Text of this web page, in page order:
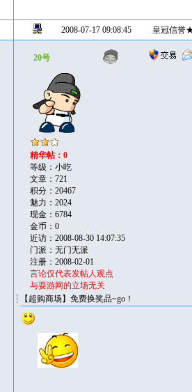
2008-07-17 09:08:45 皇冠信誉
20号
精华帖：0
等级：小吃
文章：721
积分：20467
魅力：2024
现金：6784
金币：0
近访：2008-08-30 14:07:35
门派：无门无派
注册：2008-02-01
言论仅代表发帖人观点
与耍游网的立场无关
【超购商场】免费换奖品~go！